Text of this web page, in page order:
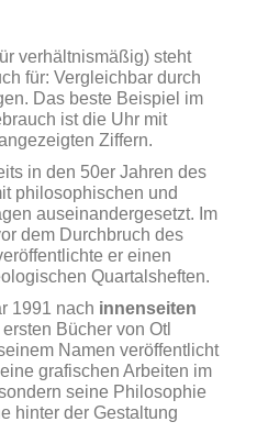
verhältnismäßig) steht
für: Vergleichbar durch
Das beste Beispiel im
ist die Uhr mit
Ziffern.
in den 50er Jahren des
philosophischen und
auseinandergesetzt. Im
dem Durchbruch des
er einen
Quartalsheften.
1991 nach innenseiten
Bücher von Otl
Namen veröffentlicht
grafischen Arbeiten im
seine Philosophie
hinter der Gestaltung